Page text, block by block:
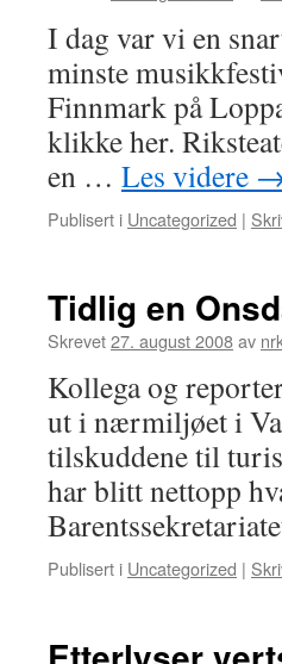
I dag var vi en
minste
Finnmark på
klikke her.
en … Les videre
Publisert i Uncategorized |
Tidlig en
Skrevet27. august 2008av
Kollega og
ut i nærmiljøet i
tilskuddene til
har blitt nettopp
Publisert i Uncategorized |